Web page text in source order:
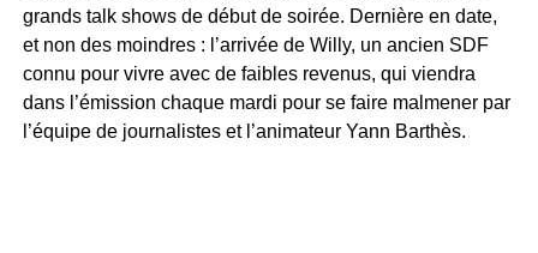
grands talk shows de début de soirée. Dernière en date,
et non des moindres : l’arrivée de Willy, un ancien SDF
connu pour vivre avec de faibles revenus, qui viendra
dans l’émission chaque mardi pour se faire malmener par
l’équipe de journalistes et l’animateur Yann Barthès.